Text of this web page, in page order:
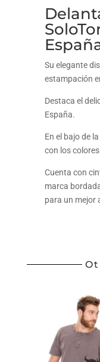
Su elegante
estampación
Destaca el
España.
En el bajo de
con los
Cuenta con
marca
para un mejor